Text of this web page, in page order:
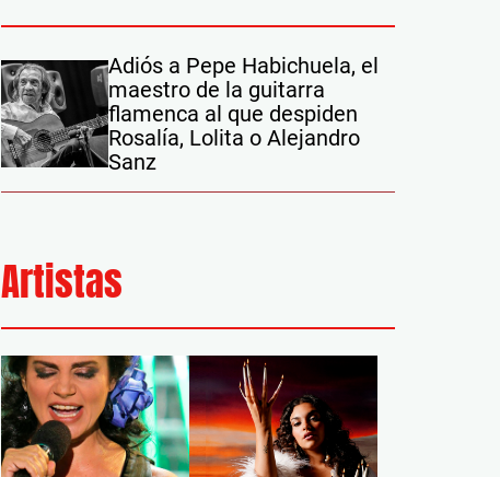
Adiós a Pepe Habichuela, el
maestro de la guitarra
flamenca al que despiden
Rosalía, Lolita o Alejandro
Sanz
Artistas